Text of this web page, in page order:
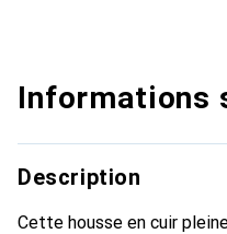
Informations
Description
Cette housse en cuir